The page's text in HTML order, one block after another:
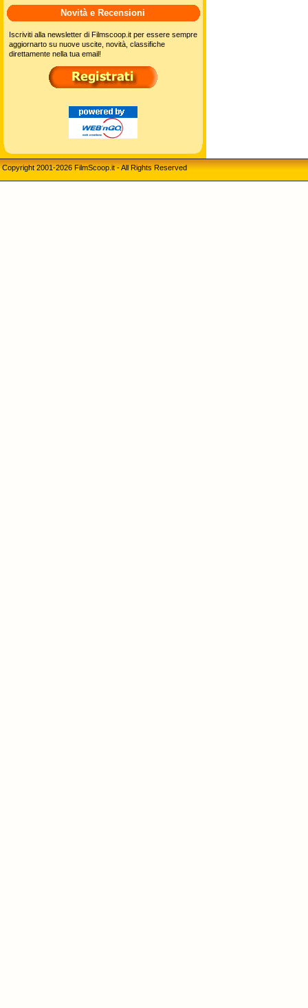
Novità e Recensioni
Iscriviti alla newsletter di Filmscoop.it per essere sempre
aggiornarto su nuove uscite, novità, classifiche
direttamente nella tua email!
Copyright 2001-2026 FilmScoop.it - All Rights Reserved